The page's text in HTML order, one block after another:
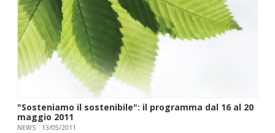
"Sosteniamo il sostenibile": il programma dal 16 al 20
maggio 2011
NEWS 13/05/2011